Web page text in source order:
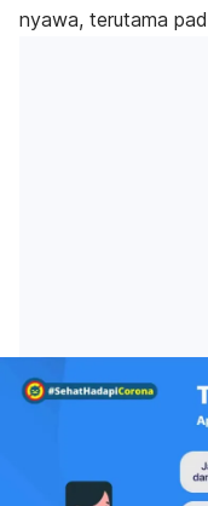
nyawa, terutama